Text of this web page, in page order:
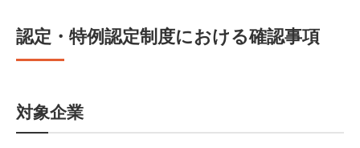
認定・特例認定制度における確認事項
対象企業